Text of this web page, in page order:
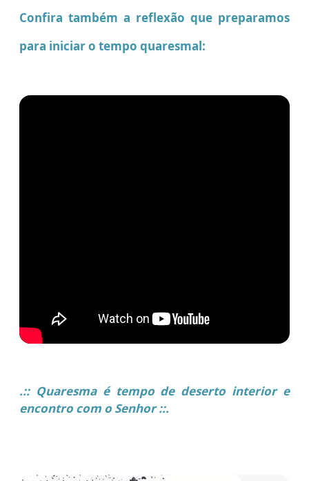
Confira também a reflexão que preparamos
para iniciar o tempo quaresmal:
.:: Quaresma é tempo de deserto interior e
encontro com o Senhor ::.